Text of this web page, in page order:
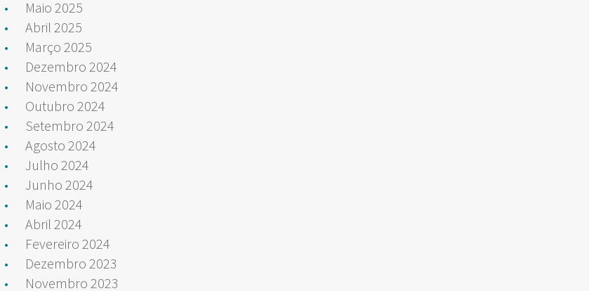
Maio 2025
Abril 2025
Março 2025
Dezembro 2024
Novembro 2024
Outubro 2024
Setembro 2024
Agosto 2024
Julho 2024
Junho 2024
Maio 2024
Abril 2024
Fevereiro 2024
Dezembro 2023
Novembro 2023